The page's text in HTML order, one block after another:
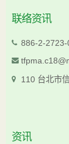
联络资讯
886-2-2723-
110 台北市
资讯